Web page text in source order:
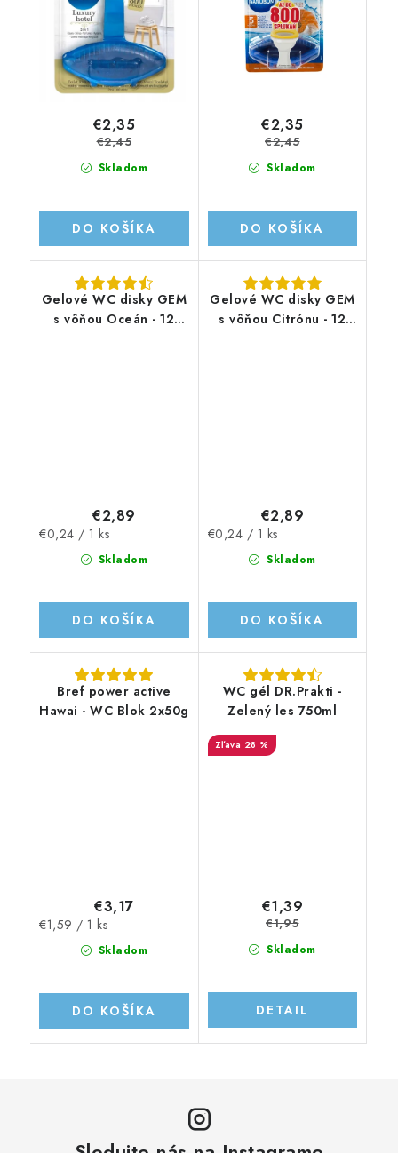
Skladom
€2,35
€2,45
DO KOŠÍKA
Skladom
€2,35
€2,45
DO KOŠÍKA
Gelové WC disky GEM
s vôňou Oceán - 12
Skladom
€2,89
Jednotková
€0,24 / 1 ks
DO KOŠÍKA
Gelové WC disky GEM
s vôňou Citrónu - 12
Skladom
€2,89
Jednotková
€0,24 / 1 ks
DO KOŠÍKA
Bref power active
Hawai - WC Blok 2x50g
Skladom
€3,17
Jednotková
€1,59 / 1 ks
DO KOŠÍKA
WC gél DR.Prakti -
Zelený les 750ml
28 %
Skladom
€1,39
€1,95
DETAIL